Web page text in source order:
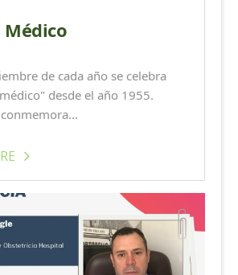
Médico
de cada año se celebra
desde el año 1955.